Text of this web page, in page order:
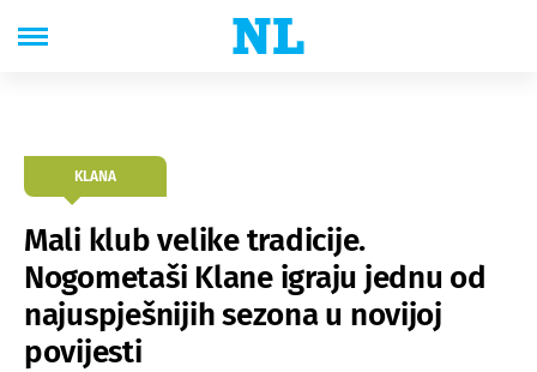
KLANA
Mali klub velike tradicije.
Nogometaši Klane igraju jednu od
najuspješnijih sezona u novijoj
povijesti